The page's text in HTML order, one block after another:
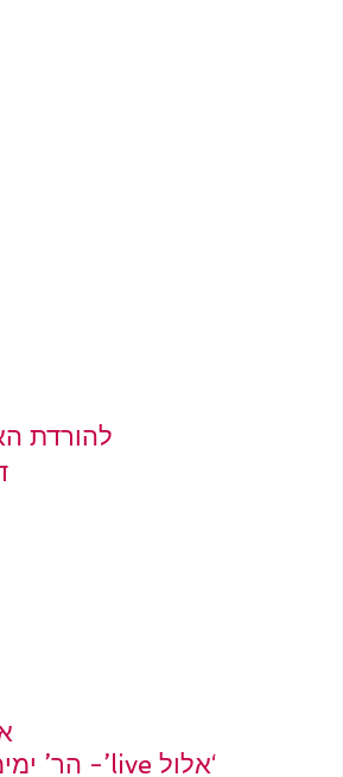
להורדת
‘אלול live’- הר’ ימימה מזרחי בשידור ממערת המכפלה ועוד… לאורך כל החודש.